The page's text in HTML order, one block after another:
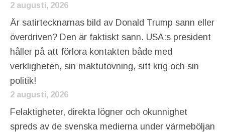
2 augusti, 2026
Är satirtecknarnas bild av Donald Trump sann eller
överdriven? Den är faktiskt sann. USA:s president
håller på att förlora kontakten både med
verkligheten, sin maktutövning, sitt krig och sin
politik!
2 augusti, 2026
Felaktigheter, direkta lögner och okunnighet
spreds av de svenska medierna under värmeböljan